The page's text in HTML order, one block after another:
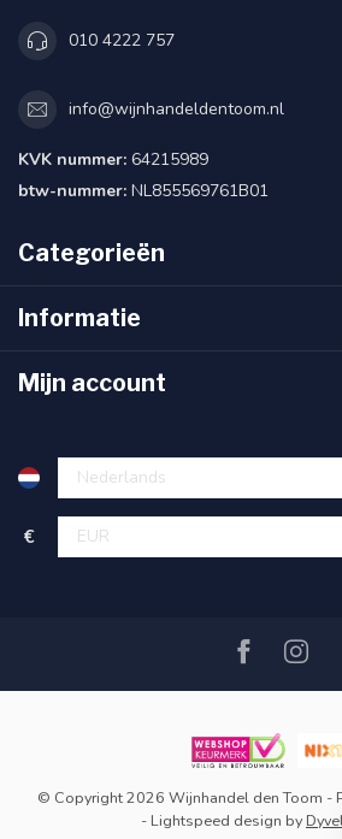
010 4222 757
info@wijnhandeldentoom.nl
KVK nummer: 64215989
btw-nummer: NL855569761B01
Categorieën
Informatie
Mijn account
€
© Copyright 2026 Wijnhandel den Toom -
- Lightspeed design by